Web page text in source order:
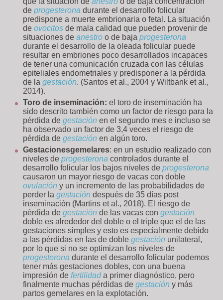
de progesterona durante el desarrollo folicular
predispone a muerte embrionaria o fetal. La situación
de ovocitos de mala calidad que pueden provenir de
situaciones de anestro o de baja progesterona
durante el desarrollo de la oleada folicular puede
resultar en embriones poco desarrollados incapaces
de tener una comunicación cruzada con las células
epiteliales endometriales y predisponer a la pérdida
de la gestación. (Santos et al., 2004 y Wiltbank et al.,
2014).
Toro de inseminación: el toro de inseminación ha
sido descrito también como un factor de riesgo para la
pérdida de gestación en el segundo mes e incluso se
ha observado un factor de 3,4 veces el riesgo de
pérdida de gestación en algún toro.
Gestacionesgemelares: en un estudio realizado con
niveles de progesterona controlados durante el
desarrollo folicular los bajos niveles de progesterona
causaron un mayor riesgo de vacas con doble
ovulación y un incremento de las probabilidades de
perder la gestación después de 35 días post
inseminación (Martins et al., 2018). El riesgo de
pérdida de gestación de las vacas con gestación
doble es alrededor del doble o el triple que el de las
gestaciones simples y esto es especialmente debido
a las pérdidas en las de doble gestación unilateral,
por lo que si no se optimizan los niveles de
progesterona durante el desarrollo folicular podemos
tener más gestaciones dobles, con una buena
impresión de fertilidada primer diagnóstico, pero
finalmente muchas pérdidas de gestación y más
partos gemelares en la explotación.